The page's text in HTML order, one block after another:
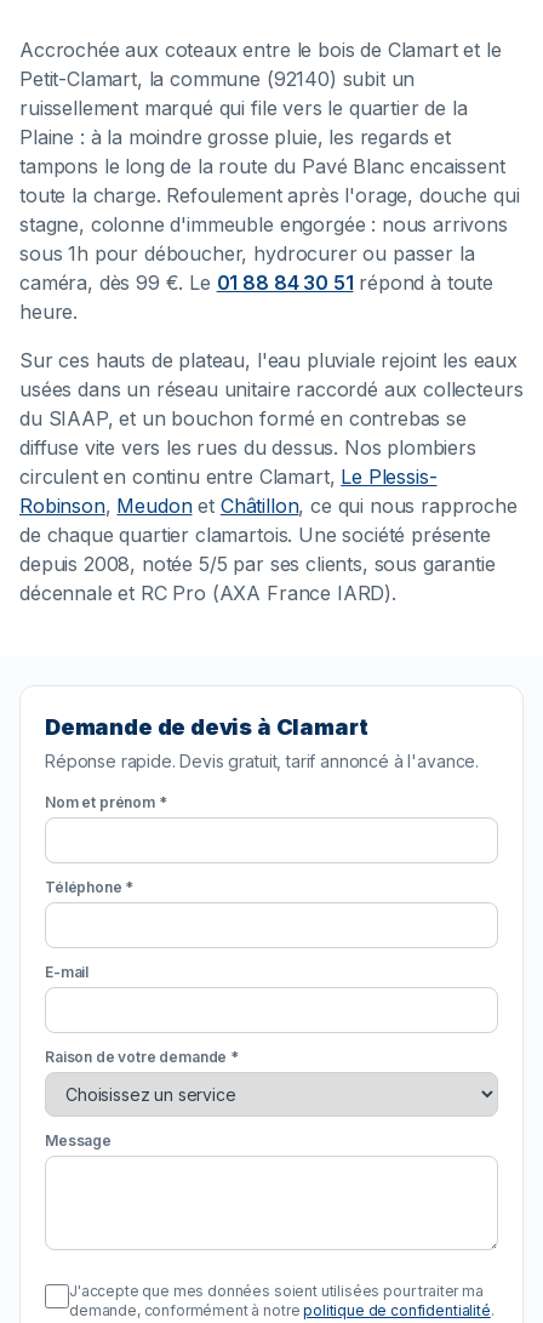
Accrochée aux coteaux entre le bois de Clamart et le
Petit-Clamart, la commune (92140) subit un
ruissellement marqué qui file vers le quartier de la
Plaine : à la moindre grosse pluie, les regards et
tampons le long de la route du Pavé Blanc encaissent
toute la charge. Refoulement après l'orage, douche qui
stagne, colonne d'immeuble engorgée : nous arrivons
sous 1h pour déboucher, hydrocurer ou passer la
caméra, dès 99 €. Le 01 88 84 30 51 répond à toute
heure.
Sur ces hauts de plateau, l'eau pluviale rejoint les eaux
usées dans un réseau unitaire raccordé aux collecteurs
du SIAAP, et un bouchon formé en contrebas se
diffuse vite vers les rues du dessus. Nos plombiers
circulent en continu entre Clamart, Le Plessis-
Robinson, Meudonet Châtillon, ce qui nous rapproche
de chaque quartier clamartois. Une société présente
depuis 2008, notée 5/5 par ses clients, sous garantie
décennale et RC Pro (AXA France IARD).
Demande de devis à Clamart
Réponse rapide. Devis gratuit, tarif annoncé à l'avance.
Nom et prénom *
Téléphone *
E-mail
Raison de votre demande *
Message
J'accepte que mes données soient utilisées pour traiter ma
demande, conformément à notre politique de confidentialité.